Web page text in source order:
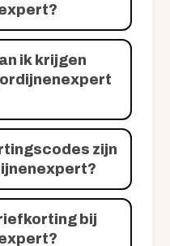
ik krijgen
zijn
bij